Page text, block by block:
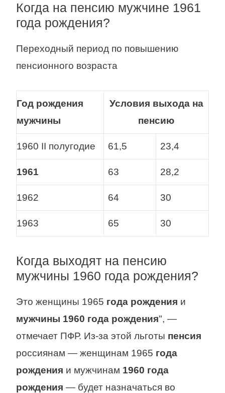
Когда на пенсию мужчине 1961
года рождения?
Переходный период по повышению
пенсионного возраста
Год рождения
мужчины
Условия выхода на
пенсию
1960 II полугодие 61,5 23,4
1961 63 28,2
1962 64 30
1963 65 30
Когда выходят на пенсию
мужчины 1960 года рождения?
Это женщины 1965 года рождения и
мужчины 1960 года рождения", —
отмечает ПФР. Из-за этой льготы пенсия
россиянам — женщинам 1965 года
рождения и мужчинам 1960 года
рождения — будет назначаться во